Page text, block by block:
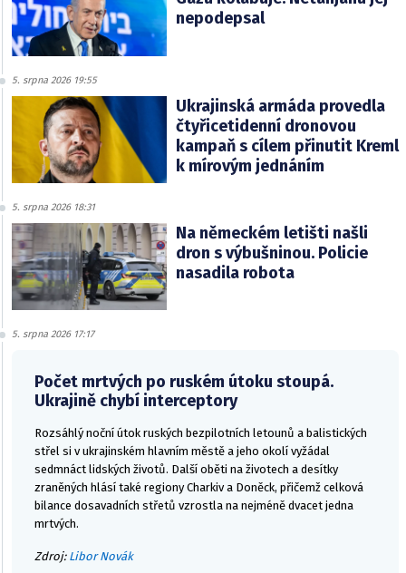
nepodepsal
5. srpna 2026 19:55
Ukrajinská armáda provedla
čtyřicetidenní dronovou
kampaň s cílem přinutit Kreml
k mírovým jednáním
5. srpna 2026 18:31
Na německém letišti našli
dron s výbušninou. Policie
nasadila robota
5. srpna 2026 17:17
Počet mrtvých po ruském útoku stoupá.
Ukrajině chybí interceptory
Rozsáhlý noční útok ruských bezpilotních letounů a balistických
střel si v ukrajinském hlavním městě a jeho okolí vyžádal
sedmnáct lidských životů. Další oběti na životech a desítky
zraněných hlásí také regiony Charkiv a Doněck, přičemž celková
bilance dosavadních střetů vzrostla na nejméně dvacet jedna
mrtvých.
Zdroj: Libor Novák